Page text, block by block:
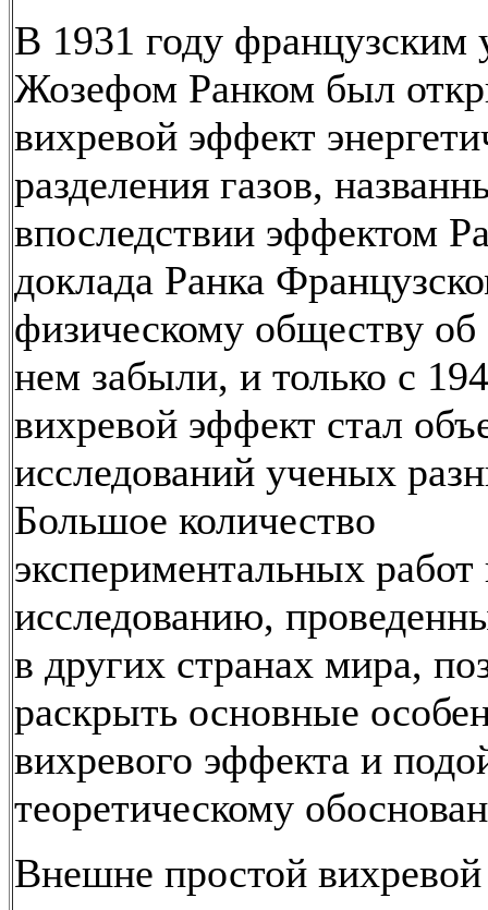
В 1931 году французским
Жозефом Ранком был
вихревой эффект
разделения газов,
впоследствии эффектом
доклада Ранка
физическому обществу
нем забыли, и только с
вихревой эффект стал
исследований ученых
Большое количество
экспериментальных работ
исследованию,
в других странах мира,
раскрыть основные
вихревого эффекта и
теоретическому
Внешне простой